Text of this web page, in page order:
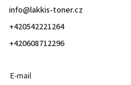
info@lakkis-toner.cz
+420542221264
+420608712296
E-mail